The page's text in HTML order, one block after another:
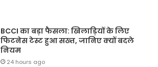
BCCI का बड़ा फैसला: खिलाड़ियों के लिए
फिटनेस टेस्ट हुआ सख्त, जानिए क्यों बदले
नियम
24 hours ago